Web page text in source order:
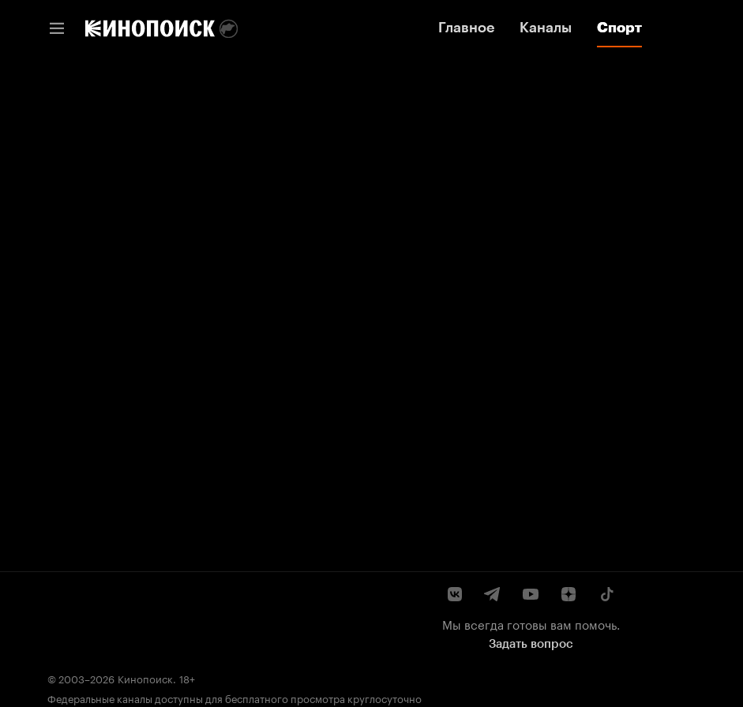
Главное Каналы Спорт
Главное Каналы Спорт
Мы всегда готовы вам помочь.
Задать вопрос
© 2003–2026 Кинопоиск. 18+
Федеральные каналы доступны для бесплатного просмотра круглосуточно